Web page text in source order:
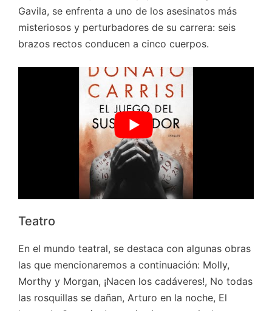
Gavila, se enfrenta a uno de los asesinatos más
misteriosos y perturbadores de su carrera: seis
brazos rectos conducen a cinco cuerpos.
Teatro
En el mundo teatral, se destaca con algunas obras
las que mencionaremos a continuación: Molly,
Morthy y Morgan, ¡Nacen los cadáveres!, No todas
las rosquillas se dañan, Arturo en la noche, El